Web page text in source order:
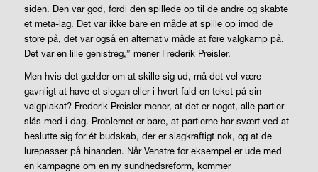
siden. Den var god, fordi den spillede op til de andre og skabte
et meta-lag. Det var ikke bare en måde at spille op imod de
store på, det var også en alternativ måde at føre valgkamp på.
Det var en lille genistreg,” mener Frederik Preisler.
Men hvis det gælder om at skille sig ud, må det vel være
gavnligt at have et slogan eller i hvert fald en tekst på sin
valgplakat? Frederik Preisler mener, at det er noget, alle partier
slås med i dag. Problemet er bare, at partierne har svært ved at
beslutte sig for ét budskab, der er slagkraftigt nok, og at de
lurepasser på hinanden. Når Venstre for eksempel er ude med
en kampagne om en ny sundhedsreform, kommer